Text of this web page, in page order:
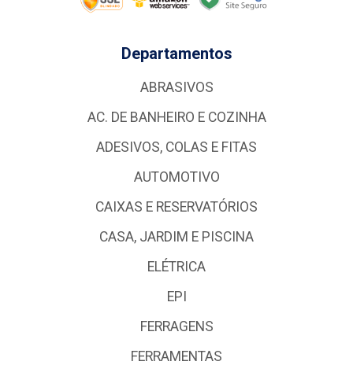
Departamentos
ABRASIVOS
AC. DE BANHEIRO E COZINHA
ADESIVOS, COLAS E FITAS
AUTOMOTIVO
CAIXAS E RESERVATÓRIOS
CASA, JARDIM E PISCINA
ELÉTRICA
EPI
FERRAGENS
FERRAMENTAS